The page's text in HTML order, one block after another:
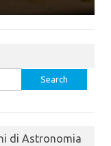
di Astronomia